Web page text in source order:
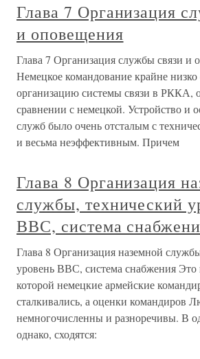
Глава 7 Организация
и оповещения
Глава 7 Организация службы связи и
Немецкое командование крайне
организацию системы связи в РККА,
сравнении с немецкой. Устройство и
служб было очень отсталым с
и весьма неэффективным. Причем
Глава 8 Организация
службы, технический
ВВС, система
Глава 8 Организация наземной
уровень ВВС, система снабжения Это
которой немецкие армейские
сталкивались, а оценки командиров
немногочисленны и разноречивы. В
однако, сходятся: